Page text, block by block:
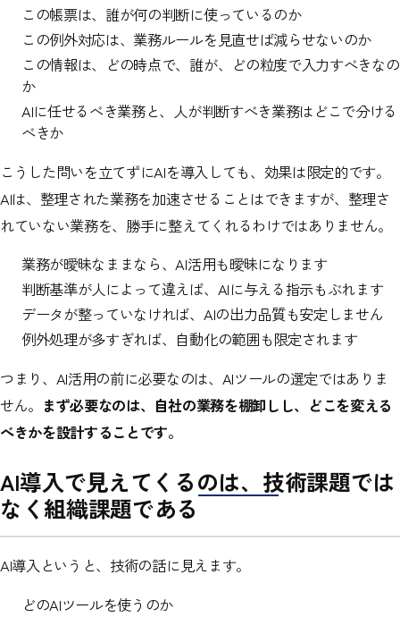
この帳票は、誰が何の判断に使っているのか
この例外対応は、業務ルールを見直せば減らせないのか
この情報は、どの時点で、誰が、どの粒度で入力すべきなの
か
AIに任せるべき業務と、人が判断すべき業務はどこで分ける
べきか
こうした問いを立てずにAIを導入しても、効果は限定的です。
AIは、整理された業務を加速させることはできますが、整理さ
れていない業務を、勝手に整えてくれるわけではありません。
業務が曖昧なままなら、AI活用も曖昧になります
判断基準が人によって違えば、AIに与える指示もぶれます
データが整っていなければ、AIの出力品質も安定しません
例外処理が多すぎれば、自動化の範囲も限定されます
つまり、AI活用の前に必要なのは、AIツールの選定ではありま
せん。 まず必要なのは、自社の業務を棚卸しし、どこを変える
べきかを設計することです。
AI導入で見えてくるのは、技術課題では
なく組織課題である
AI導入というと、技術の話に見えます。
どのAIツールを使うのか